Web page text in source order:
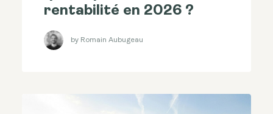
rentabilité en 2026 ?
by Romain Aubugeau